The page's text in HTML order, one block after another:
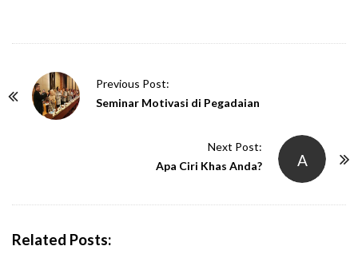
Previous Post:
Seminar Motivasi di Pegadaian
A
Next Post:
Apa Ciri Khas Anda?
Related Posts: